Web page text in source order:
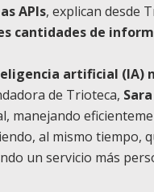
APIs, explican desde
cantidades de
artificial (IA)
de Trioteca,
manejando
al mismo tiempo,
un servicio más